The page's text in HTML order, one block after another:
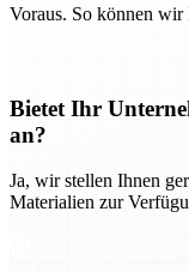
Voraus. So können wir
Bietet Ihr
an?
Ja, wir stellen Ihnen
Materialien zur